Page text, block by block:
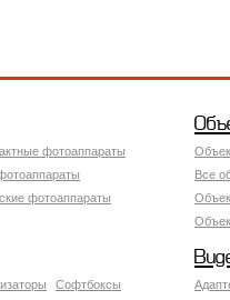
фотоаппараты
фотоаппараты
Все
Софтбоксы